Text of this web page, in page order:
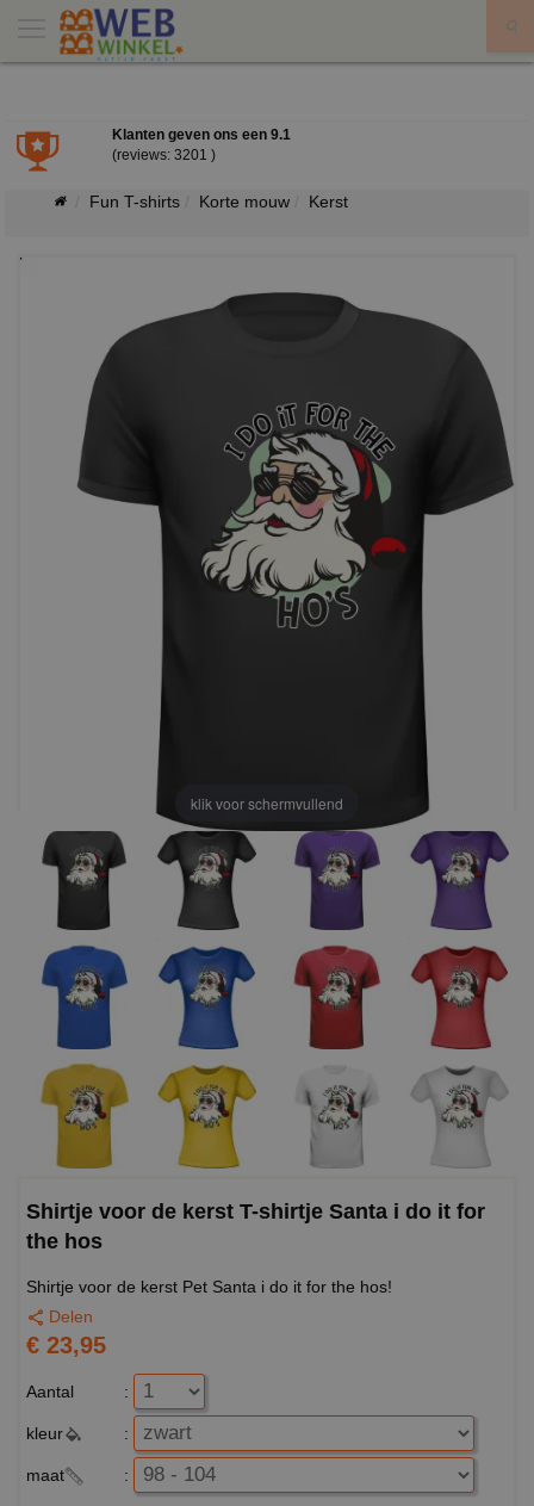
Klanten geven ons een 9.1
(reviews: 3201 )
Fun T-shirts Korte mouw Kerst
klik voor schermvullend
Shirtje voor de kerst T-shirtje Santa i do it for
the hos
Shirtje voor de kerst Pet Santa i do it for the hos!
Delen
€ 23,95
Aantal :
kleur :
maat :